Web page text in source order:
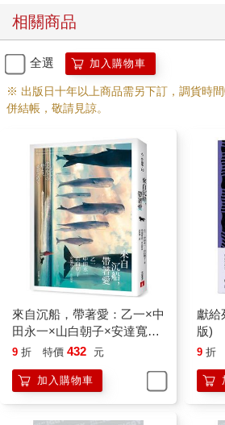
每當在手機貼上大頭貼的女生們一搖晃
覺得受不了。想必她們一定有很多朋友
電話號碼吧？每次只要這麼一想，我總
是自己也可以這樣就好了。
午休的時候，我經常待在圖書館，因為
地方，整個學校只有圖書館才能容納我。
館內很安靜，空調設施齊全，現在是冬
出來，對於怕冷又容易感冒的我而言，
我盡量不往有人的地方去，選在有暖氣
課堂開始前的幾十分鐘裡，我有時會讀
少遍的短篇小說，或是午睡來打發時間。
有一天，我趴在桌上閉著眼睛時，突然
最近我常在想，如果我可以擁有手機的
呢？只是想像的話就不會給人添麻煩，
我喜歡白色的，摸起來感覺光滑的更好。
不知道從什麼時候開始，我只要一想到
快樂，嘴角忍不住上揚。對我來說，可
重要的。
放學後，班上最早離校的總是我，這不
為我沒有參加社團活動，也沒有一起玩
留在學校也沒什麼事，通常都是一個人
相關商品
全選 加入購物車
※ 出版日十年以上商品需另下訂，調貨時
併結帳，敬請見諒。
來自沉船，帶著愛：乙一×中
田永一×山白朝子×安達寬
高，超夢幻「合作」陣容！
9 折 特價 432 元
加入購物車
獻給
版)
9 折